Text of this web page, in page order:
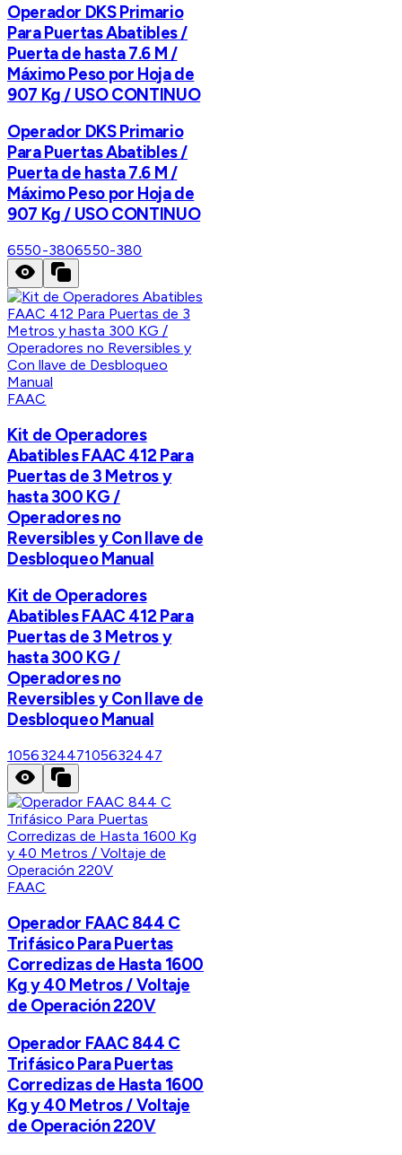
Operador DKS Primario
Para Puertas Abatibles /
Puerta de hasta 7.6 M /
Máximo Peso por Hoja de
907 Kg / USO CONTINUO
Operador DKS Primario
Para Puertas Abatibles /
Puerta de hasta 7.6 M /
Máximo Peso por Hoja de
907 Kg / USO CONTINUO
6550-3806550-380
FAAC
Kit de Operadores
Abatibles FAAC 412 Para
Puertas de 3 Metros y
hasta 300 KG /
Operadores no
Reversibles y Con llave de
Desbloqueo Manual
Kit de Operadores
Abatibles FAAC 412 Para
Puertas de 3 Metros y
hasta 300 KG /
Operadores no
Reversibles y Con llave de
Desbloqueo Manual
105632447105632447
FAAC
Operador FAAC 844 C
Trifásico Para Puertas
Corredizas de Hasta 1600
Kg y 40 Metros / Voltaje
de Operación 220V
Operador FAAC 844 C
Trifásico Para Puertas
Corredizas de Hasta 1600
Kg y 40 Metros / Voltaje
de Operación 220V